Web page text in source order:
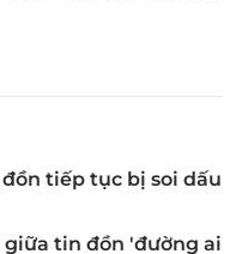
tiếp tục bị soi dấu
tin đồn 'đường ai